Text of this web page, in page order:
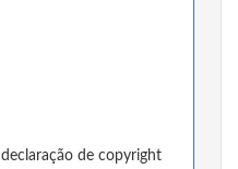
de copyright